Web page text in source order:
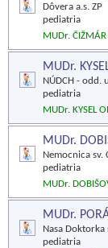
Dôvera a.s. ZP
pediatria
MUDr.
MUDr.
NÚDCH - odd.
pediatria
MUDr. KYSEL
MUDr.
Nemocnica sv.
pediatria
MUDr.
MUDr.
Nasa Doktorka
pediatria